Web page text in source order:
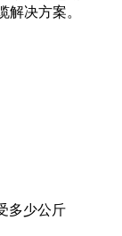
决方案。
多少公斤